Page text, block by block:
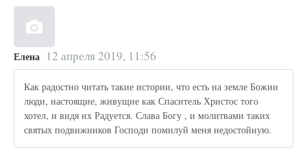
Елена 12 апреля 2019, 11:56
Как радостно читать такие истории, что есть на земле Божии
люди, настоящие, живущие как Спаситель Христос того
хотел, и видя их Радуется. Слава Богу , и молитвами таких
святых подвижников Господи помилуй меня недостойную.